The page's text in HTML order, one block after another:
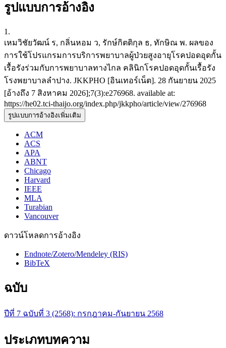
รูปแบบการอ้างอิง
1.
เหมวิชัยวัฒน์ ร, กลิ่นหอม ว, รักษ์กิตติกุล ธ, ทักษิณ พ. ผลของ
การใช้โปรแกรมการบริการพยาบาลผู้ป่วยสูงอายุโรคปอดอุดกั้น
เรื้อรังร่วมกับการพยาบาลทางไกล คลินิกโรคปอดอุดกั้นเรื้อรัง
โรงพยาบาลลำปาง. JKKPHO [อินเทอร์เน็ต]. 28 กันยายน 2025
[อ้างถึง 7 สิงหาคม 2026];7(3):e276968. available at:
https://he02.tci-thaijo.org/index.php/jkkpho/article/view/276968
รูปแบบการอ้างอิงเพิ่มเติม
ACM
ACS
APA
ABNT
Chicago
Harvard
IEEE
MLA
Turabian
Vancouver
ดาวน์โหลดการอ้างอิง
Endnote/Zotero/Mendeley (RIS)
BibTeX
ฉบับ
ปีที่ 7 ฉบับที่ 3 (2568): กรกฎาคม-กันยายน 2568
ประเภทบทความ